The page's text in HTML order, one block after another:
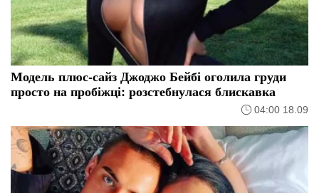
Модель плюс-сайз Джоджо Бейбі оголила груди
просто на пробіжці: розстебнулася блискавка
04:00 18.09